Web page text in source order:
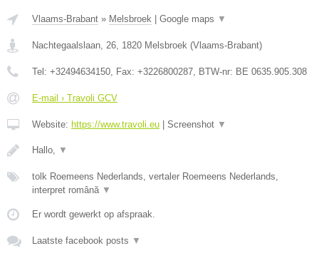
Vlaams-Brabant » Melsbroek Google maps ▼
Nachtegaalslaan, 26, 1820 Melsbroek (Vlaams-Brabant)
Tel: +32494634150, Fax: +3226800287, BTW-nr: BE 0635.905.308
E-mail › Travoli GCV
Website: https://www.travoli.eu Screenshot ▼
Hallo, ▼
tolk Roemeens Nederlands, vertaler Roemeens Nederlands,
interpret română ▼
Er wordt gewerkt op afspraak.
Laatste facebook posts ▼